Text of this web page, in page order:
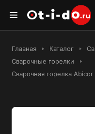
Главная Каталог
Сварочные горелки
Сварочная горелка